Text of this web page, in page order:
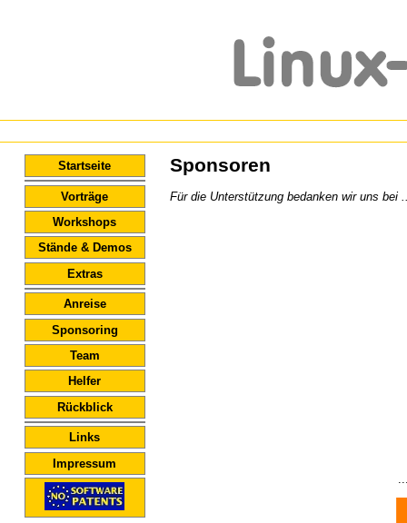
Startseite
Vorträge
Workshops
Stände & Demos
Extras
Anreise
Sponsoring
Team
Helfer
Rückblick
Links
Impressum
Sponsoren
Für die Unterstützung bedanken wir uns bei